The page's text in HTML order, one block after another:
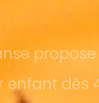
enfant dès